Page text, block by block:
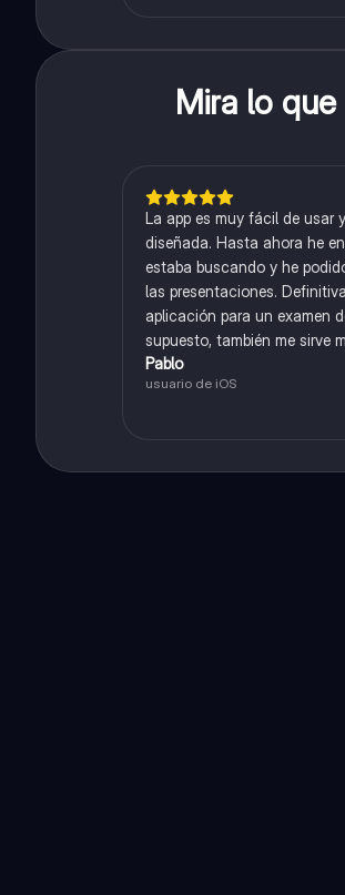
Mira lo
La app es muy fácil de usar
diseñada. Hasta ahora he
estaba buscando y he
las presentaciones.
aplicación para un examen
supuesto, también me sirve
Pablo
usuario de iOS